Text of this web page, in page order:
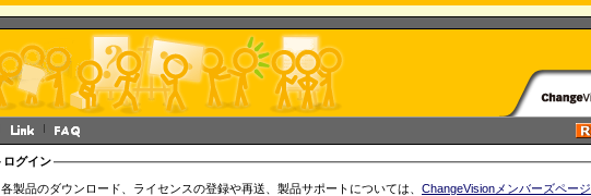
ログイン
各製品のダウンロード、ライセンスの登録や再送、製品サポートについては、 ChangeVisionメンバーズページ